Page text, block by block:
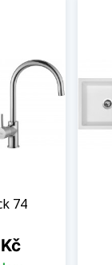
74